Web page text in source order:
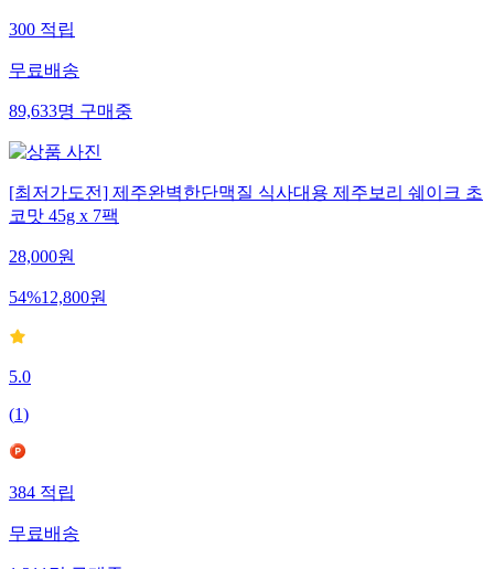
300 적립
무료배송
89,633명 구매중
[최저가도전] 제주완벽한단맥질 식사대용 제주보리 쉐이크 초
코맛 45g x 7팩
28,000원
54%12,800원
5.0
(1)
384 적립
무료배송